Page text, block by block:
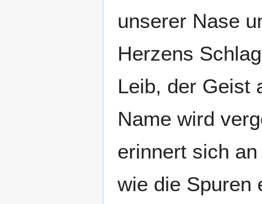
unserer Nase
Herzens
Leib, der Geist
Name wird
erinnert sich
wie die Spuren